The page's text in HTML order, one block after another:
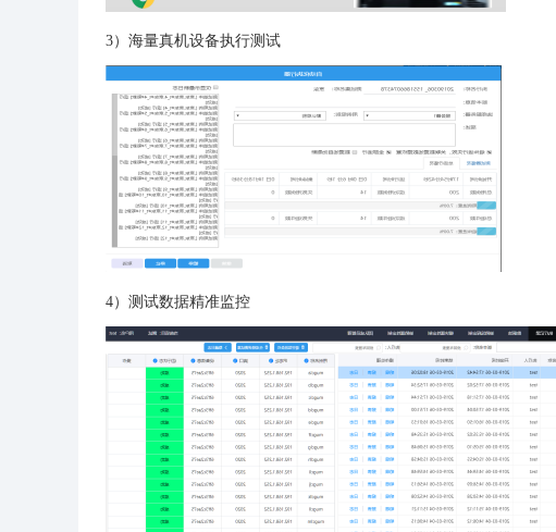
3）海量真机设备执行测试
4）测试数据精准监控